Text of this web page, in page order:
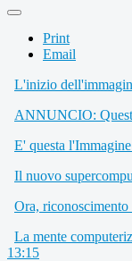
Print
Email
L'inizio
ANNUNCIO:
E' questa
Il nuovo
Ora,
La mente
13:15